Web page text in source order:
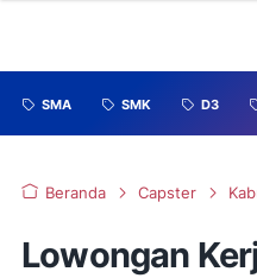
SMA SMK D3
Beranda Capster
Lowongan